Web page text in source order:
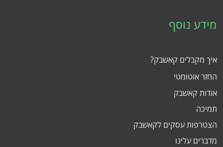
מידע נוסף
איך מקבלים קאשבק?
החזר אוטומטי
אודות קאשבק
תמיכה
הצטרפות עסקים לקאשבק
מדברים עלינו